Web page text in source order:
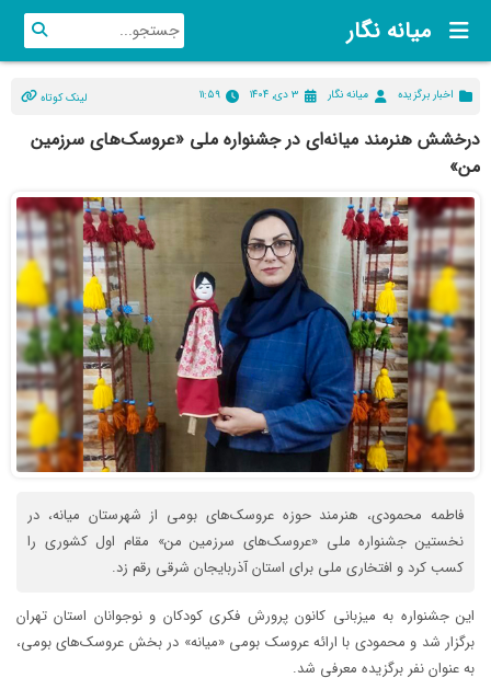
میانه نگار
اخبار برگزیده میانه نگار ۳ دی, ۱۴۰۴ ۱۱:۵۹ لینک کوتاه
درخشش هنرمند میانه‌ای در جشنواره ملی «عروسک‌های سرزمین
من»
فاطمه محمودی، هنرمند حوزه عروسک‌های بومی از شهرستان میانه، در
نخستین جشنواره ملی «عروسک‌های سرزمین من» مقام اول کشوری را
کسب کرد و افتخاری ملی برای استان آذربایجان شرقی رقم زد.
این جشنواره به میزبانی کانون پرورش فکری کودکان و نوجوانان استان تهران
برگزار شد و محمودی با ارائه عروسک بومی «میانه» در بخش عروسک‌های بومی،
به عنوان نفر برگزیده معرفی شد.